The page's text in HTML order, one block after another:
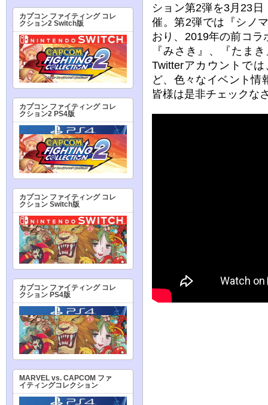
ション第2弾を3月23
催。第2弾では『シノ
おり、2019年の前コ
『みさき』、『たま
Twitterアカウントで
ど、色々なイベント情
皆様は是非チェックな
カプコン ファイティング コレ
クション2 Switch版
カプコン ファイティング コレ
クション2 PS4版
カプコン ファイティング コレ
クション Switch版
カプコン ファイティング コレ
クション PS4版
MARVEL vs. CAPCOM ファ
イティングコレクション